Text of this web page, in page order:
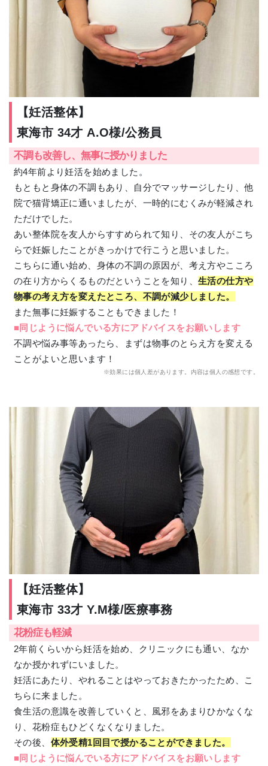
【妊活整体】
東海市 34才 A.O様/公務員
不調も改善し、無事に授かりました
約4年前より妊活を始めました。
もともと身体の不調もあり、自分でマッサージしたり、他
院で猫背矯正に通いましたが、一時的にむくみが軽減され
ただけでした。
あい整体院を友人からすすめられて知り、その友人がこち
らで妊娠したことがきっかけで行こうと思いました。
こちらに通い始め、身体の不調の原因が、考え方やこころ
の在り方からくるものだということを知り、 生活の仕方や
物事の考え方を変えたところ、不調が減少しました。
また無事に妊娠することもできました！
■同じように悩んでいる方にアドバイスをお願いします
不調や悩み事等あったら、まずは物事のとらえ方を変える
ことがよいと思います！
※効果には個人差があります。内容は個人の感想です。
【妊活整体】
東海市 33才 Y.M様/医療事務
花粉症も軽減
2年前くらいから妊活を始め、クリニックにも通い、なか
なか授かれずにいました。
妊活にあたり、やれることはやっておきたかったため、こ
ちらに来ました。
食生活の意識を改善していくと、風邪をあまりひかなくな
り、花粉症もひどくなくなりました。
その後、 体外受精1回目で授かることができました。
■同じように悩んでいる方にアドバイスをお願いします